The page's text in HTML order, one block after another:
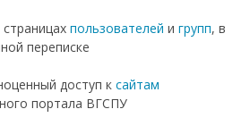
пользователей и групп, в
переписке
доступ к сайтам
портала ВГСПУ